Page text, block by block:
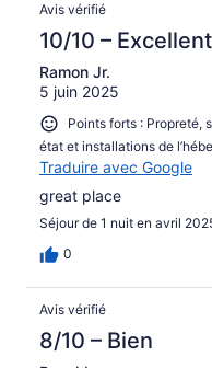
Avis vérifié
10/10 – Excellent
Ramon Jr.
5 juin 2025
Points forts : Propreté,
état et installations de
Traduire avec Google
great place
Séjour de 1 nuit en avril
0
Avis vérifié
8/10 – Bien